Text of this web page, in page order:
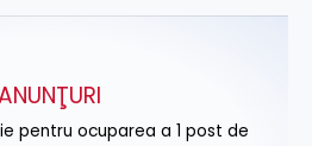
pentru ocuparea a 1 post de